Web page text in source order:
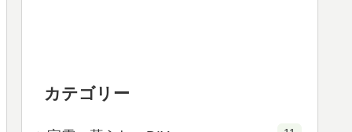
カテゴリー